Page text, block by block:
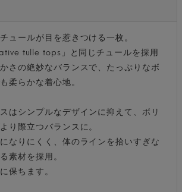
ュールが目を惹きつける一枚。
tulle tops」と同じチュールを採用
さの絶妙なバランスで、たっぷりなボ
柔らかな着心地。
はシンプルなデザインに抑えて、ボリ
り際立つバランスに。
なりにくく、体のラインを拾いすぎな
素材を採用。
保ちます。